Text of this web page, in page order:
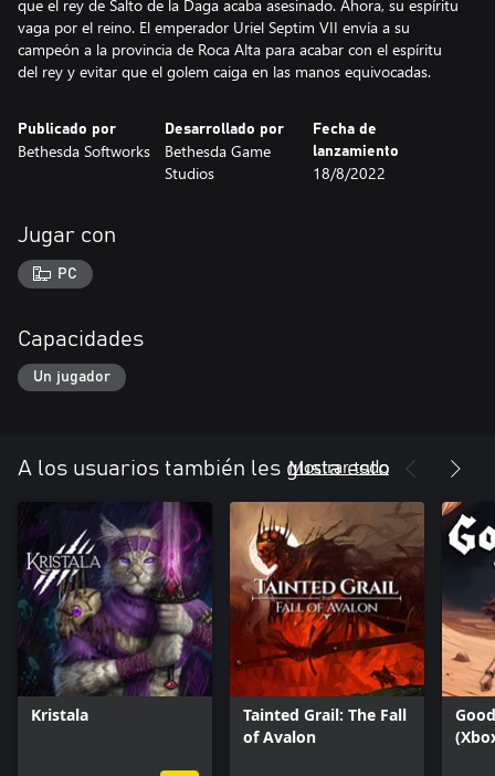
que el rey de Salto de la Daga acaba asesinado. Ahora, su espíritu
vaga por el reino. El emperador Uriel Septim VII envía a su
campeón a la provincia de Roca Alta para acabar con el espíritu
del rey y evitar que el golem caiga en las manos equivocadas.
Publicado por
Bethesda Softworks
Desarrollado por
Bethesda Game
Studios
Fecha de
lanzamiento
18/8/2022
Jugar con
PC
Capacidades
Un jugador
A los usuarios también les gusta esto
Mostrar todo
Kristala
Tainted Grail: The Fall
of Avalon